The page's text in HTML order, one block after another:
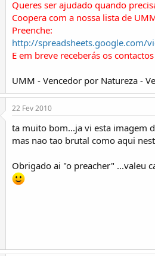
Queres ser ajudado quando
Coopera com a nossa lista de
Preenche:
http://spreadsheets.google.com/
E em breve receberás os
UMM - Vencedor por Natureza -
22 Fev 2010
ta muito bom...ja vi esta imagem
mas nao tao brutal como aqui
Obrigado ai "o preacher" ...valeu